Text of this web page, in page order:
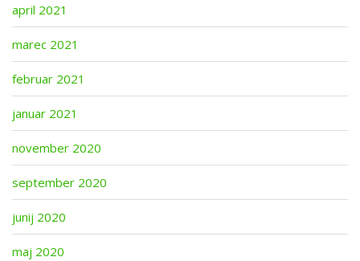
april 2021
marec 2021
februar 2021
januar 2021
november 2020
september 2020
junij 2020
maj 2020